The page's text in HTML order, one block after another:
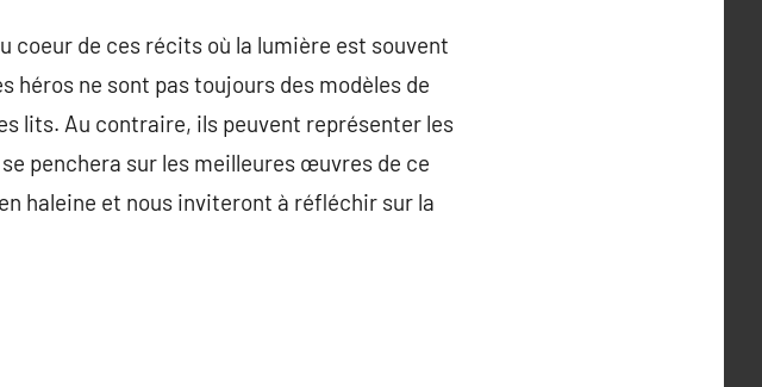
coeur de ces récits où la lumière est souvent
héros ne sont pas toujours des modèles de
lits. Au contraire, ils peuvent représenter les
penchera sur les meilleures œuvres de ce
haleine et nous inviteront à réfléchir sur la